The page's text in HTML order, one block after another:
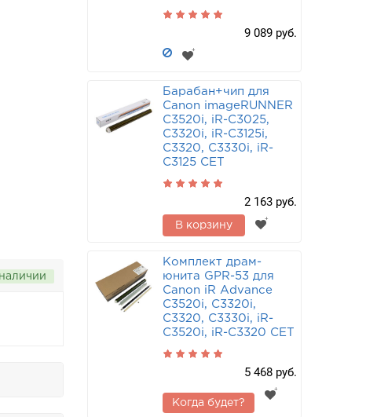
9 089 руб.
Барабан+чип для
Canon imageRUNNER
C3520i, iR-C3025,
C3320i, iR-C3125i,
C3320, C3330i, iR-
C3125 CET
2 163 руб.
В корзину
Комплект драм-
юнита GPR-53 для
Canon iR Advance
C3520i, C3320i,
C3320, C3330i, iR-
C3520i, iR-C3320 CET
5 468 руб.
Когда будет?